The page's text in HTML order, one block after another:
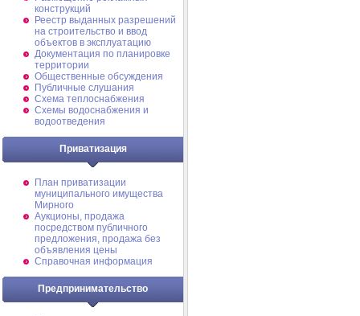
конструкций
Реестр выданных разрешений
на строительство и ввод
объектов в эксплуатацию
Документация по планировке
территории
Общественные обсуждения
Публичные слушания
Схема теплоснабжения
Схемы водоснабжения и
водоотведения
Приватизация
План приватизации
муниципального имущества
Мирного
Аукционы, продажа
посредством публичного
предложения, продажа без
объявления цены
Справочная информация
Предпринимательство